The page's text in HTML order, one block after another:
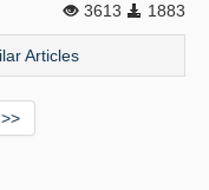
3613
1883
Articles
>>